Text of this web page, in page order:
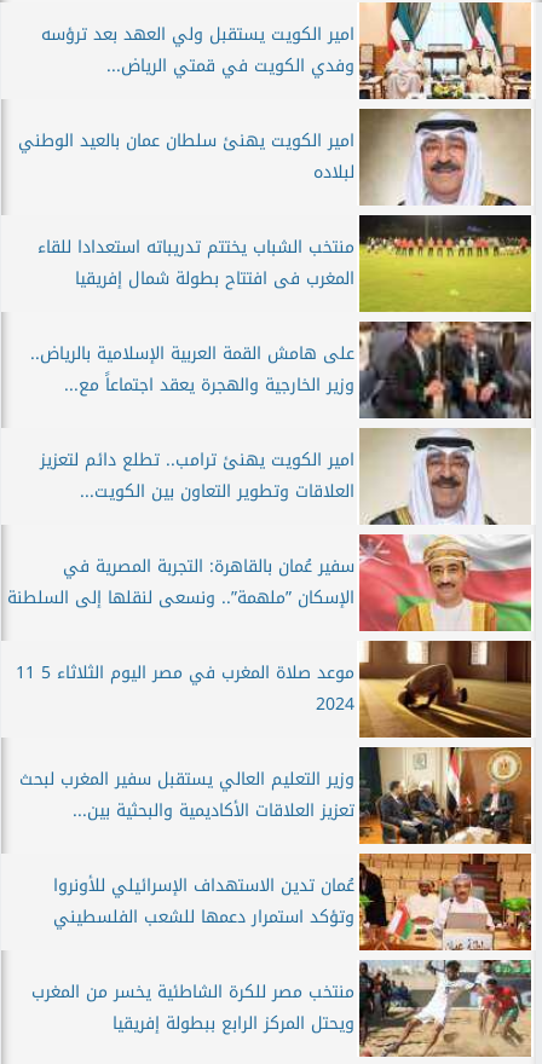
امير الكويت يستقبل ولي العهد بعد ترؤسه
وفدي الكويت في قمتي الرياض...
امير الكويت يهنئ سلطان عمان بالعيد الوطني
لبلاده
منتخب الشباب يختتم تدريباته استعدادا للقاء
المغرب فى افتتاح بطولة شمال إفريقيا
على هامش القمة العربية الإسلامية بالرياض..
وزير الخارجية والهجرة يعقد اجتماعاً مع...
امير الكويت يهنئ ترامب.. تطلع دائم لتعزيز
العلاقات وتطوير التعاون بين الكويت...
سفير عُمان بالقاهرة: التجربة المصرية في
الإسكان ”ملهمة”.. ونسعى لنقلها إلى السلطنة
موعد صلاة المغرب في مصر اليوم الثلاثاء 5 11
2024
وزير التعليم العالي يستقبل سفير المغرب لبحث
تعزيز العلاقات الأكاديمية والبحثية بين...
عُمان تدين الاستهداف الإسرائيلي للأونروا
وتؤكد استمرار دعمها للشعب الفلسطيني
منتخب مصر للكرة الشاطئية يخسر من المغرب
ويحتل المركز الرابع ببطولة إفريقيا